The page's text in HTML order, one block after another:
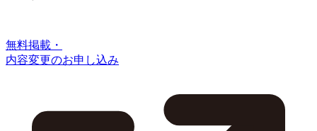
無料掲載・
内容変更のお申し込み